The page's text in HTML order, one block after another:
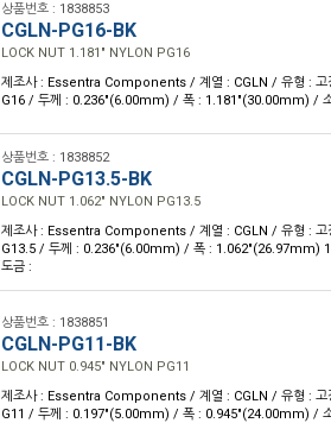
상품번호 : 1838853
CGLN-PG16-BK
LOCK NUT 1.181" NYLON PG16
제조사 : Essentra Components / 계열 : CGLN / 유형 : 고
G16 / 두께 : 0.236"(6.00mm) / 폭 : 1.181"(30.00mm) /
상품번호 : 1838852
CGLN-PG13.5-BK
LOCK NUT 1.062" NYLON PG13.5
제조사 : Essentra Components / 계열 : CGLN / 유형 : 고
G13.5 / 두께 : 0.236"(6.00mm) / 폭 : 1.062"(26.97mm)
도금 :
상품번호 : 1838851
CGLN-PG11-BK
LOCK NUT 0.945" NYLON PG11
제조사 : Essentra Components / 계열 : CGLN / 유형 : 고
G11 / 두께 : 0.197"(5.00mm) / 폭 : 0.945"(24.00mm) /